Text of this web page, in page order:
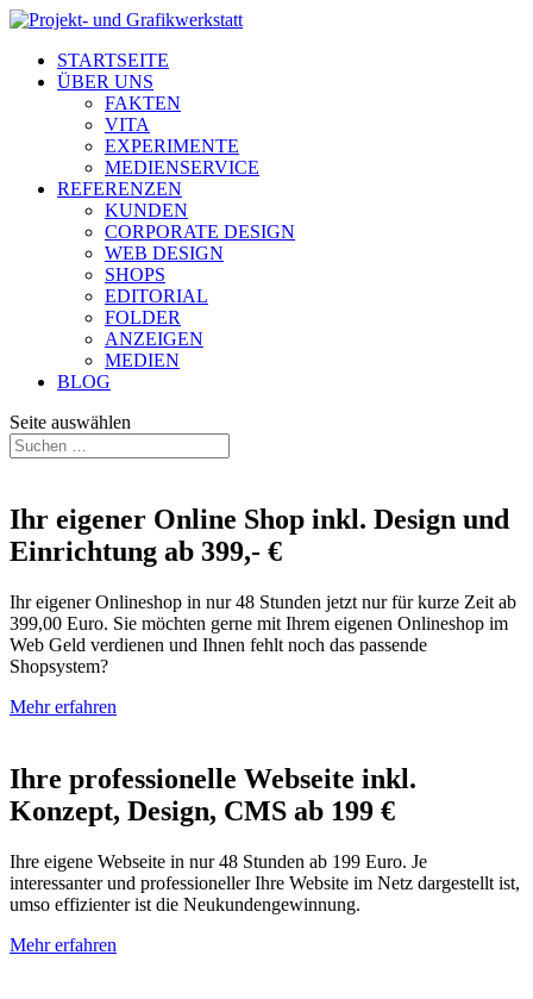
STARTSEITE
ÜBER UNS
FAKTEN
VITA
EXPERIMENTE
MEDIENSERVICE
REFERENZEN
KUNDEN
CORPORATE DESIGN
WEB DESIGN
SHOPS
EDITORIAL
FOLDER
ANZEIGEN
MEDIEN
BLOG
Seite auswählen
Ihr eigener Online Shop inkl. Design und
Einrichtung ab 399,- €
Ihr eigener Onlineshop in nur 48 Stunden jetzt nur für kurze Zeit ab
399,00 Euro. Sie möchten gerne mit Ihrem eigenen Onlineshop im
Web Geld verdienen und Ihnen fehlt noch das passende
Shopsystem?
Mehr erfahren
Ihre professionelle Webseite inkl.
Konzept, Design, CMS ab 199 €
Ihre eigene Webseite in nur 48 Stunden ab 199 Euro. Je
interessanter und professioneller Ihre Website im Netz dargestellt ist,
umso effizienter ist die Neukundengewinnung.
Mehr erfahren